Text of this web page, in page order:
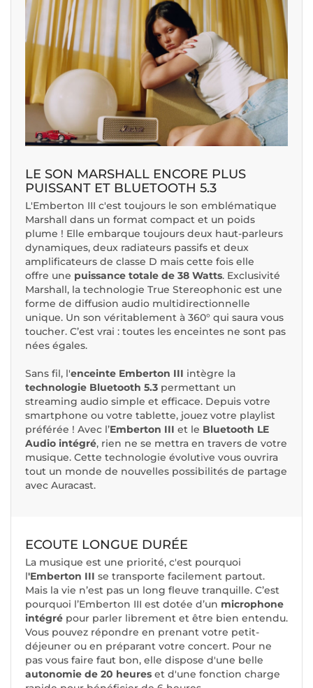
LE SON MARSHALL ENCORE PLUS
PUISSANT ET BLUETOOTH 5.3
L'Emberton III c'est toujours le son emblématique
Marshall dans un format compact et un poids
plume ! Elle embarque toujours deux haut-parleurs
dynamiques, deux radiateurs passifs et deux
amplificateurs de classe D mais cette fois elle
offre une puissance totale de 38 Watts. Exclusivité
Marshall, la technologie True Stereophonic est une
forme de diffusion audio multidirectionnelle
unique. Un son véritablement à 360° qui saura vous
toucher. C’est vrai : toutes les enceintes ne sont pas
nées égales.
Sans fil, l'enceinte Emberton III intègre la
technologie Bluetooth 5.3 permettant un
streaming audio simple et efficace. Depuis votre
smartphone ou votre tablette, jouez votre playlist
préférée ! Avec l’Emberton III et le Bluetooth LE
Audio intégré, rien ne se mettra en travers de votre
musique. Cette technologie évolutive vous ouvrira
tout un monde de nouvelles possibilités de partage
avec Auracast.
ECOUTE LONGUE DURÉE
La musique est une priorité, c'est pourquoi
l'Emberton III se transporte facilement partout.
Mais la vie n’est pas un long fleuve tranquille. C’est
pourquoi l’Emberton III est dotée d’un microphone
intégré pour parler librement et être bien entendu.
Vous pouvez répondre en prenant votre petit-
déjeuner ou en préparant votre concert. Pour ne
pas vous faire faut bon, elle dispose d'une belle
autonomie de 20 heures et d'une fonction charge